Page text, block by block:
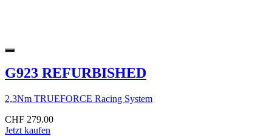
G923 REFURBISHED
2,3Nm TRUEFORCE Racing System
CHF 279.00
Jetzt kaufen